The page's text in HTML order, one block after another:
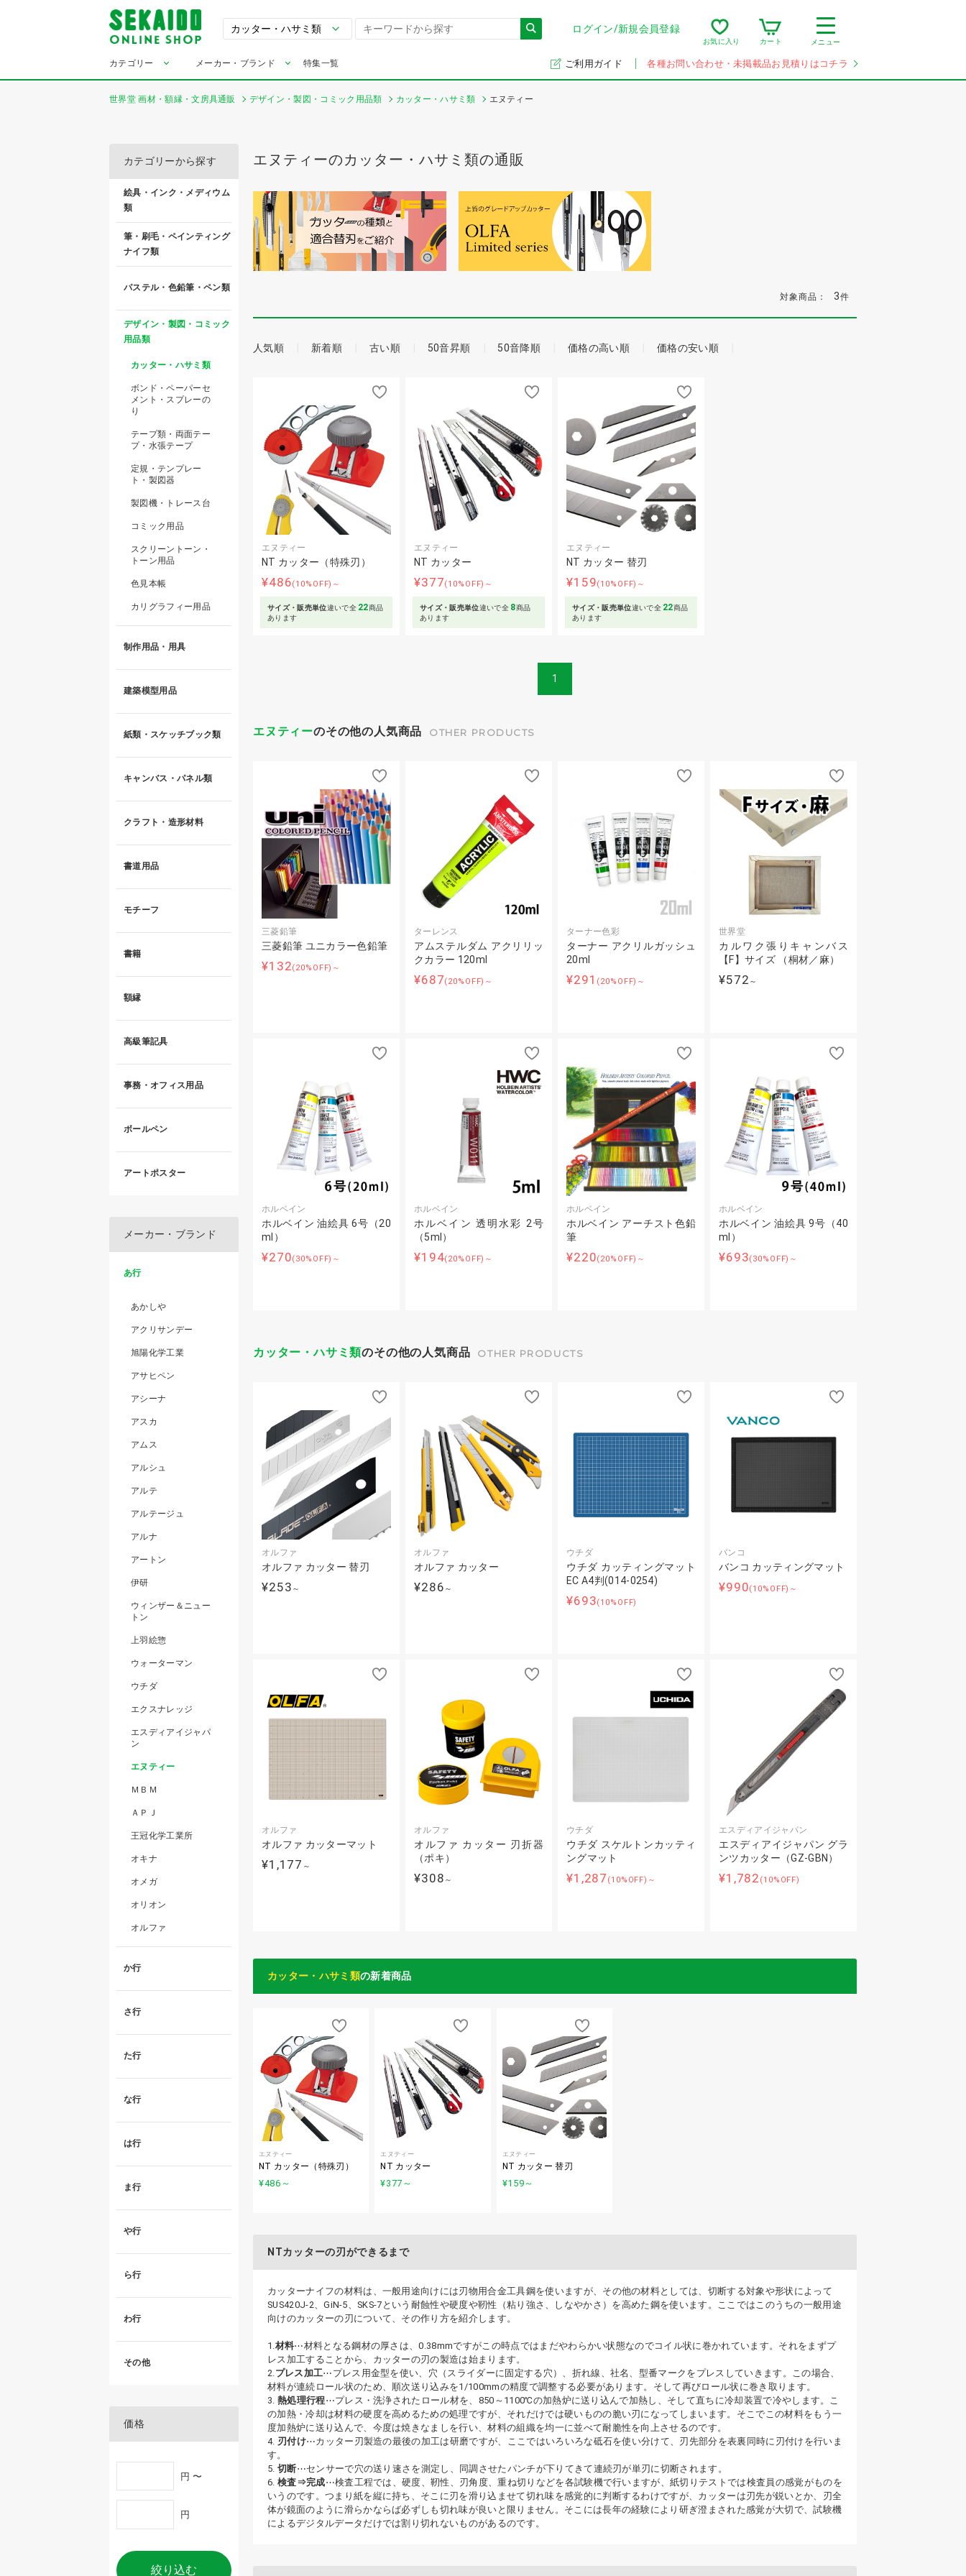
ログイン/新規会員登録
お気に入り カート メニュー
カテゴリー メーカー・ブランド 特集一覧 ご利用ガイド 各種お問い合わせ・未掲載品お見積りはコチラ
世界堂 画材・額縁・文房具通販 デザイン・製図・コミック用品類 カッター・ハサミ類 エヌティー
エヌティーのカッター・ハサミ類の通販
対象商品： 3件
人気順 新着順 古い順 50音昇順 50音降順 価格の高い順 価格の安い順
エヌティー
NT カッター（特殊刃）
¥486(10%OFF)～
サイズ・販売単位違いで全 22商品
あります
エヌティー
NT カッター
¥377(10%OFF)～
サイズ・販売単位違いで全 8商品
あります
エヌティー
NT カッター 替刃
¥159(10%OFF)～
サイズ・販売単位違いで全 22商品
あります
1
エヌティーのその他の人気商品 OTHER PRODUCTS
三菱鉛筆
三菱鉛筆 ユニカラー色鉛筆
¥132(20%OFF)～
ターレンス
アムステルダム アクリリッ
クカラー 120ml
¥687(20%OFF)～
ターナー色彩
ターナー アクリルガッシュ
20ml
¥291 (20%OFF)～
世界堂
カルワク張りキャンバス
【F】サイズ （桐材／麻）
¥572 ～
ホルベイン
ホルベイン 油絵具 6号（20
ml）
¥270(30%OFF)～
ホルベイン
ホルベイン 透明水彩 2号
（5ml）
¥194(20%OFF)～
ホルベイン
ホルベイン アーチスト色鉛
筆
¥220(20%OFF)～
ホルベイン
ホルベイン 油絵具 9号（40
ml）
¥693(30%OFF)～
カッター・ハサミ類のその他の人気商品 OTHER PRODUCTS
オルファ
オルファ カッター 替刃
¥253 ～
オルファ
オルファ カッター
¥286 ～
ウチダ
ウチダ カッティングマット
EC A4判(014-0254)
¥693(10%OFF)
バンコ
バンコ カッティングマット
¥990(10%OFF)～
オルファ
オルファ カッターマット
¥1,177 ～
オルファ
オルファ カッター 刃折器
（ポキ）
¥308 ～
ウチダ
ウチダ スケルトンカッティ
ングマット
¥1,287 (10%OFF)～
エスディアイジャパン
エスディアイジャパン グラ
ンツカッター（GZ-GBN）
¥1,782 (10%OFF)
カッター・ハサミ類の新着商品
エヌティー
NT カッター（特殊刃）
¥486 ～
エヌティー
NT カッター
¥377 ～
エヌティー
NT カッター 替刃
¥159～
NTカッターの刃ができるまで
カッターナイフの材料は、一般用途向けには刃物用合金工具鋼を使いますが、その他の材料としては、切断する対象や形状によって
SUS420J-2、GiN-5、SKS-7という耐蝕性や硬度や靭性（粘り強さ、しなやかさ）を高めた鋼を使います。ここではこのうちの一般用途
向けのカッターの刃について、その作り方を紹介します。
1. 材料⋯材料となる鋼材の厚さは、0.38mmですがこの時点ではまだやわらかい状態なのでコイル状に巻かれています。それをまずプ
レス加工することから、カッターの刃の製造は始まります。
2. プレス加工⋯プレス用金型を使い、穴（スライダーに固定する穴）、折れ線、社名、型番マークをプレスしていきます。この場合、
材料が連続ロール状のため、順次送り込みを1/100mmの精度で調整する必要があります。そして再びロール状に巻き取ります。
3. 熱処理行程⋯プレス・洗浄されたロール材を、850～1100℃の加熱炉に送り込んで加熱し、そして直ちに冷却装置で冷やします。こ
の加熱・冷却は材料の硬度を高めるための処理ですが、それだけでは硬いものの脆い刃になってしまいます。そこでこの材料をもう一
度加熱炉に送り込んで、今度は焼きなましを行い、材料の組織を均一に並べて耐脆性を向上させるのです。
4. 刃付け⋯カッター刃製造の最後の加工は研磨ですが、ここではいろいろな砥石を使い分けて、刃先部分を表裏同時に刃付けを行いま
す。
5. 切断⋯センサーで穴の送り速さを測定し、同調させたパンチが下りてきて連続刃が単刃に切断されます。
6. 検査⇒完成⋯検査工程では、硬度、靭性、刃角度、重ね切りなどを各試験機で行いますが、紙切りテストでは検査員の感覚がものを
いうのです。つまり紙を縦に持ち、そこに刃を滑り込ませて切れ味を感覚的に判断するわけですが、カッターは刃先が鋭いとか、刃全
体が鏡面のように滑らかならば必ずしも切れ味が良いと限りません。そこには長年の経験により研ぎ澄まされた感覚が大切で、試験機
によるデジタルデータだけでは割り切れないものがあるのです。
カテゴリーから探す
絵具・インク・メディウム
類
筆・刷毛・ペインティング
ナイフ類
パステル・色鉛筆・ペン類
デザイン・製図・コミック
用品類
カッター・ハサミ類
ボンド・ペーパーセ
メント・スプレーの
り
テープ類・両面テー
プ・水張テープ
定規・テンプレー
ト・製図器
製図機・トレース台
コミック用品
スクリーントーン・
トーン用品
色見本帳
カリグラフィー用品
制作用品・用具
建築模型用品
紙類・スケッチブック類
キャンバス・パネル類
クラフト・造形材料
書道用品
モチーフ
書籍
額縁
高級筆記具
事務・オフィス用品
ボールペン
アートポスター
メーカー・ブランド
あ行
あかしや
アクリサンデー
旭陽化学工業
アサヒペン
アシーナ
アスカ
アムス
アルシュ
アルテ
アルテージュ
アルナ
アートン
伊研
ウィンザー＆ニュー
トン
上羽絵惣
ウォーターマン
ウチダ
エクスナレッジ
エスディアイジャパ
ン
エヌティー
ＭＢＭ
ＡＰＪ
王冠化学工業所
オキナ
オメガ
オリオン
オルファ
か行
さ行
た行
な行
は行
ま行
や行
ら行
わ行
その他
価格
円 〜
円
絞り込む